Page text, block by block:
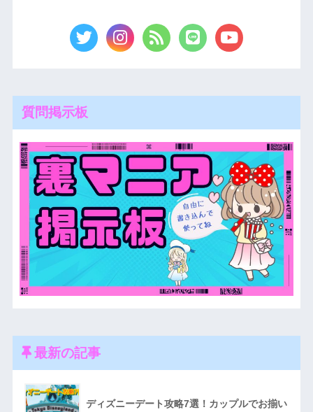
質問掲示板
最新の記事
ディズニーデート攻略7選！カップルでお揃い